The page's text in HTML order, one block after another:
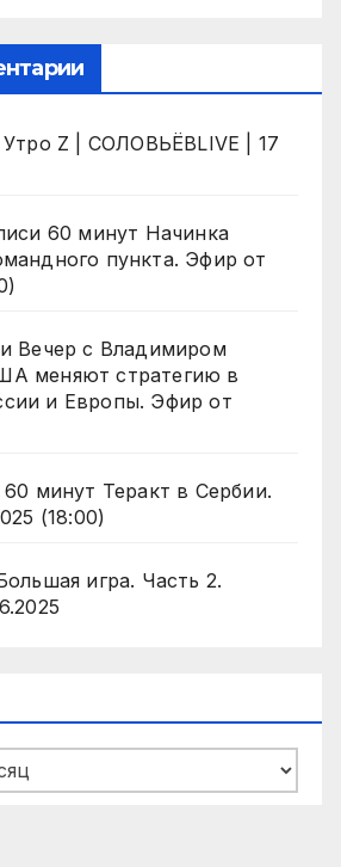
Утро Z | СОЛОВЬЁВLIVE | 17
60 минут Начинка
пункта. Эфир от
Вечер с Владимиром
меняют стратегию в
и Европы. Эфир от
60 минут Теракт в Сербии.
(18:00)
игра. Часть 2.